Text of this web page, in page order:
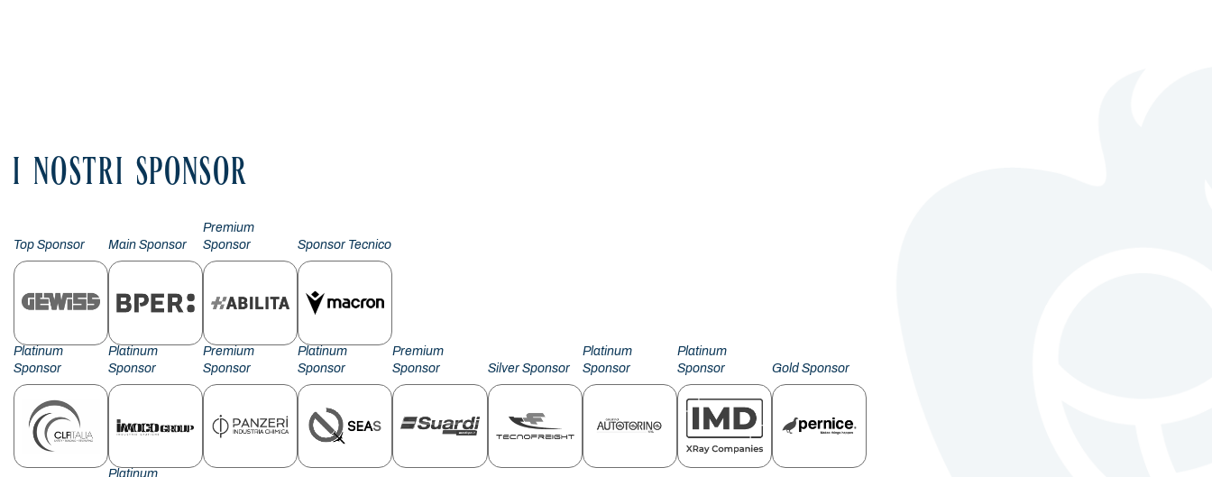
I NOSTRI SPONSOR
Top Sponsor Main Sponsor
Premium
Sponsor
Sponsor Tecnico
Platinum
Sponsor
Platinum
Sponsor
Premium
Sponsor
Platinum
Sponsor
Premium
Sponsor
Silver Sponsor
Platinum
Sponsor
Platinum
Sponsor
Gold Sponsor
Platinum